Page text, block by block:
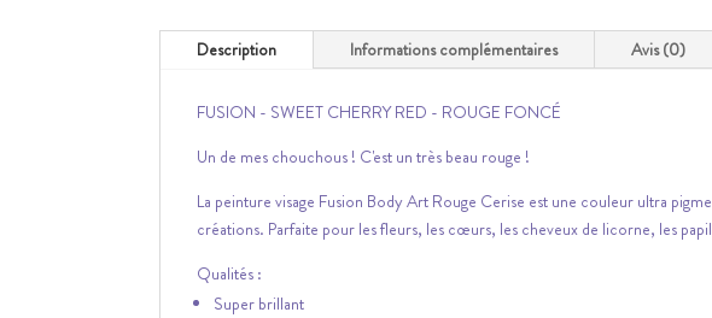
Description Informations complémentaires Avis (0)
FUSION - SWEET CHERRY RED - ROUGE FONCÉ
Un de mes chouchous ! C'est un très beau rouge !
La peinture visage Fusion Body Art Rouge Cerise est une couleur ultra
créations. Parfaite pour les fleurs, les cœurs, les cheveux de licorne, les
Qualités :
Super brillant